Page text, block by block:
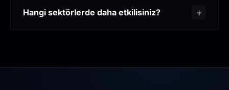
Hangi sektörlerde daha etkilisiniz?